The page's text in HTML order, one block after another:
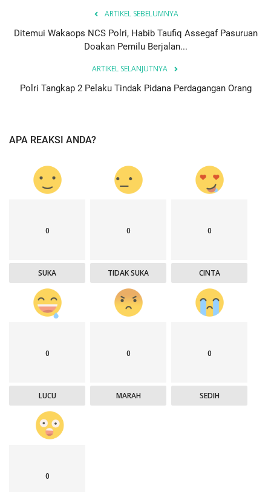
ARTIKEL SEBELUMNYA
Ditemui Wakaops NCS Polri, Habib Taufiq Assegaf Pasuruan
Doakan Pemilu Berjalan...
ARTIKEL SELANJUTNYA
Polri Tangkap 2 Pelaku Tindak Pidana Perdagangan Orang
APA REAKSI ANDA?
0
SUKA
0
TIDAK SUKA
0
CINTA
0
LUCU
0
MARAH
0
SEDIH
0